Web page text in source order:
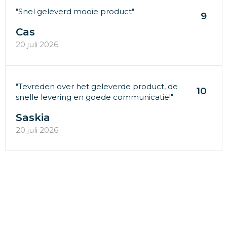
"Snel geleverd mooie product" 9
Cas
20 juli 2026
"Tevreden over het geleverde product, de
snelle levering en goede communicatie!"
10
Saskia
20 juli 2026